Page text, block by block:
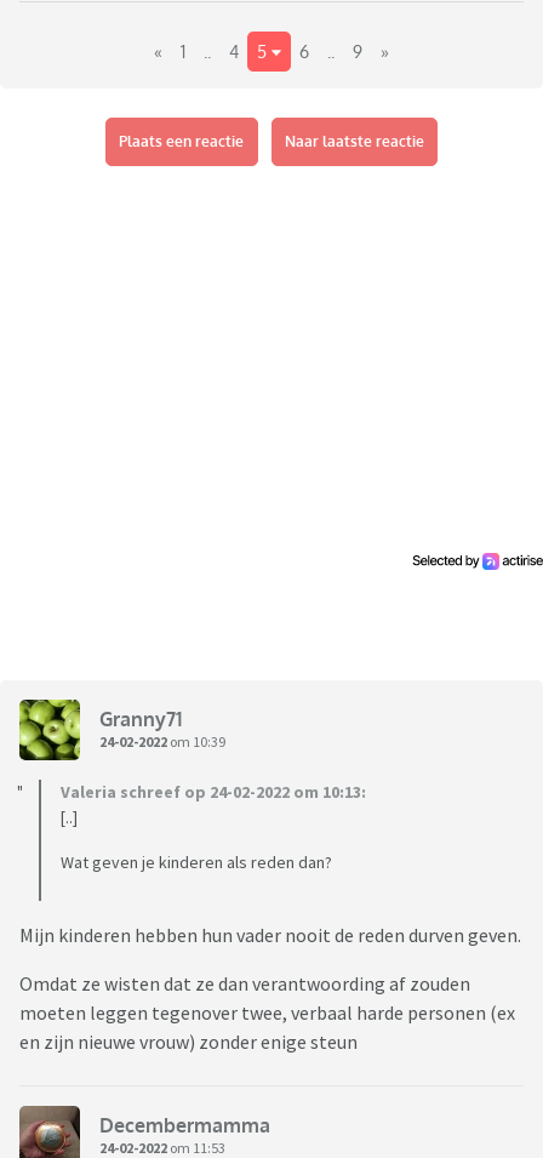
« 1 4 5 6 9 »
Plaats een reactie Naar laatste reactie
Granny71
24-02-2022 om 10:39
Valeria schreef op 24-02-2022 om 10:13:
[..]
Wat geven je kinderen als reden dan?
Mijn kinderen hebben hun vader nooit de reden durven geven.
Omdat ze wisten dat ze dan verantwoording af zouden
moeten leggen tegenover twee, verbaal harde personen (ex
en zijn nieuwe vrouw) zonder enige steun
Decembermamma
24-02-2022 om 11:53